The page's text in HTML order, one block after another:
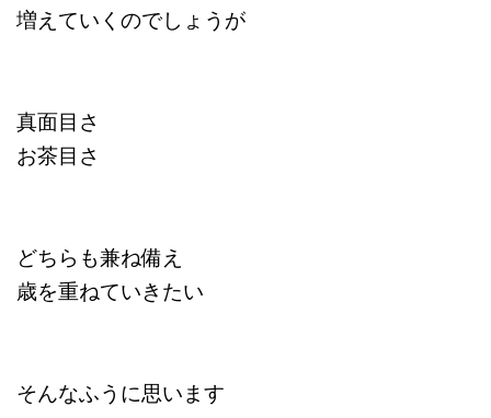
増えていくのでしょうが
真面目さ
お茶目さ
どちらも兼ね備え
歳を重ねていきたい
そんなふうに思います